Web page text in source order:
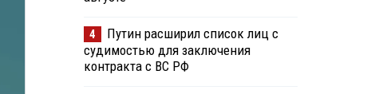
4
Путин расширил список лиц с
судимостью для заключения
контракта с ВС РФ